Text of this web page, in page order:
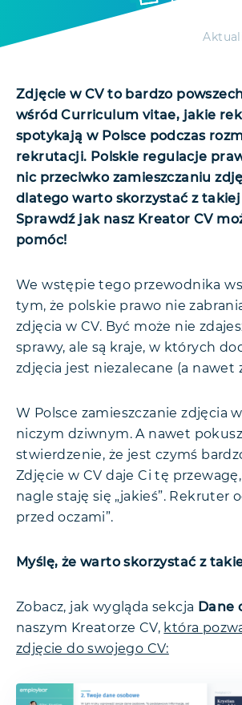
Zdjęcie w CV to bardzo
wśród Curriculum vitae, jakie
spotykają w Polsce podczas
rekrutacji. Polskie regulacje
nic przeciwko zamieszczaniu
dlatego warto skorzystać z
Sprawdź jak nasz Kreator CV
pomóc!
We wstępie tego przewodnika
tym, że polskie prawo nie
zdjęcia w CV. Być może nie
sprawy, ale są kraje, w których
zdjęcia jest niezalecane (a nawet
W Polsce zamieszczanie zdjęcia
niczym dziwnym. A nawet
stwierdzenie, że jest czymś
Zdjęcie w CV daje Ci tę
nagle staję się „jakieś”. Rekruter
przed oczami”.
Myślę, że warto skorzystać z
Zobacz, jak wygląda sekcja Dane
naszym Kreatorze CV, która
zdjęcie do swojego CV: